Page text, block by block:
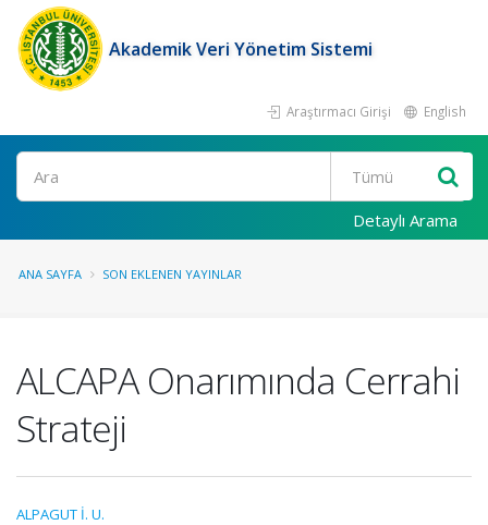
Akademik Veri Yönetim Sistemi
Araştırmacı Girişi English
Ara
Detaylı Arama
ANA SAYFA SON EKLENEN YAYINLAR
ALCAPA Onarımında Cerrahi
Strateji
ALPAGUT İ. U.